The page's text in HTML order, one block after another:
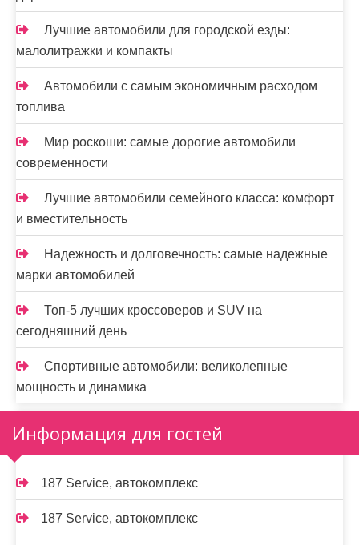
Лучшие автомобили для городской езды:
малолитражки и компакты
Автомобили с самым экономичным расходом
топлива
Мир роскоши: самые дорогие автомобили
современности
Лучшие автомобили семейного класса: комфорт
и вместительность
Надежность и долговечность: самые надежные
марки автомобилей
Топ-5 лучших кроссоверов и SUV на
сегодняшний день
Спортивные автомобили: великолепные
мощность и динамика
Информация для гостей
187 Service, автокомплекс
187 Service, автокомплекс